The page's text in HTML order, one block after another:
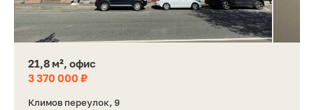
21,8 м², офис
3 370 000 ₽
Климов переулок, 9